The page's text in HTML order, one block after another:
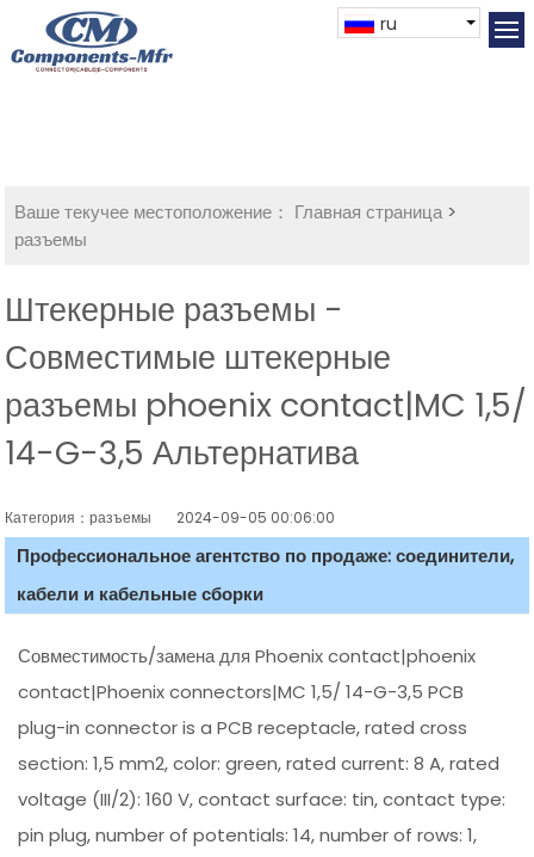
ru
Ваше текучее местоположение： Главная страница>
разъемы
Штекерные разъемы -
Совместимые штекерные
разъемы phoenix contact|MC 1,5/
14-G-3,5 Альтернатива
Категория：разъемы 2024-09-05 00:06:00
Профессиональное агентство по продаже: соединители,
кабели и кабельные сборки
Совместимость/замена для Phoenix contact|phoenix
contact|Phoenix connectors|MC 1,5/ 14-G-3,5 PCB
plug-in connector is a PCB receptacle, rated cross
section: 1,5 mm2, color: green, rated current: 8 A, rated
voltage (III/2): 160 V, contact surface: tin, contact type:
pin plug, number of potentials: 14, number of rows: 1,